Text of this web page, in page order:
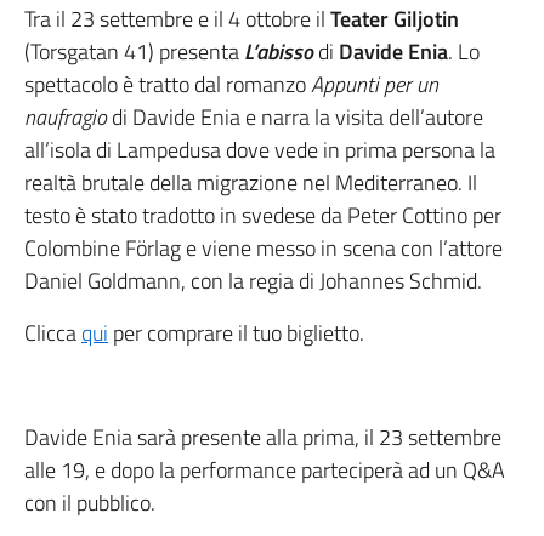
Tra il 23 settembre e il 4 ottobre ilTeater Giljotin
(Torsgatan 41) presentaL’abissodi Davide Enia. Lo
spettacolo è tratto dal romanzoAppunti per un
naufragiodi Davide Enia e narra la visita dell’autore
all’isola di Lampedusa dove vede in prima persona la
realtà brutale della migrazione nel Mediterraneo. Il
testo è stato tradotto in svedese da Peter Cottino per
Colombine Förlag e viene messo in scena con l’attore
Daniel Goldmann, con la regia di Johannes Schmid.
Cliccaqui per comprare il tuo biglietto.
Davide Enia sarà presente alla prima, il 23 settembre
alle 19, e dopo la performance parteciperà ad un Q&A
con il pubblico.